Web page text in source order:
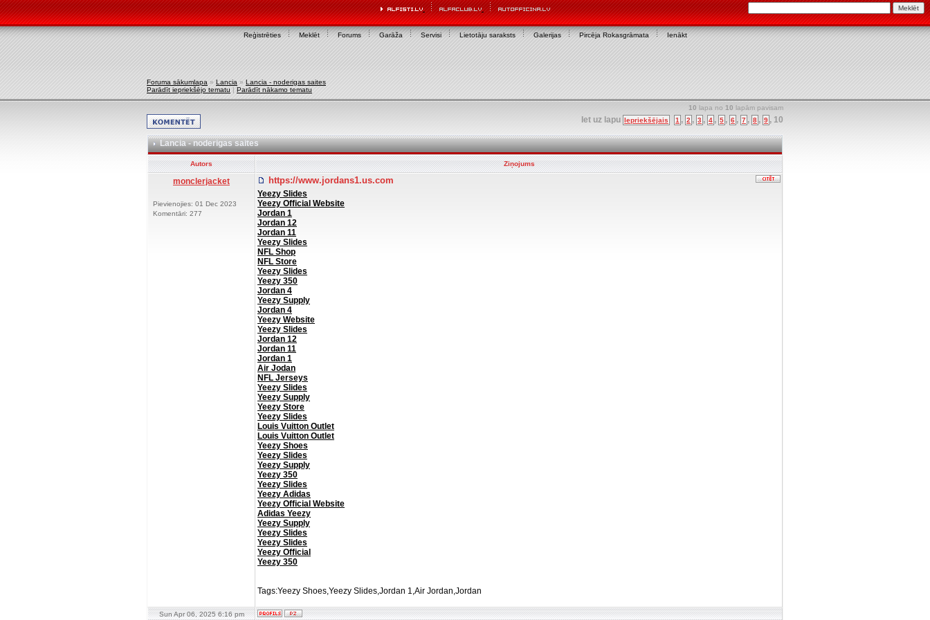
Reģistrēties Meklēt Forums Garāža Servisi Lietotāju saraksts Galerijas Pircēja Rokasgrāmata Ienākt
Foruma sākumlapa » Lancia » Lancia - noderigas saites
Parādīt iepriekšējo tematu | Parādīt nākamo tematu
10 lapa no 10 lapām pavisam
Iet uz lapu Iepriekšējais 1 , 2 , 3 , 4 , 5 , 6 , 7 , 8 , 9 , 10
Lancia - noderigas saites
Autors Ziņojums
monclerjacket
Pievienojies: 01 Dec 2023
Komentāri: 277
https://www.jordans1.us.com
Yeezy Slides
Yeezy Official Website
Jordan 1
Jordan 12
Jordan 11
Yeezy Slides
NFL Shop
NFL Store
Yeezy Slides
Yeezy 350
Jordan 4
Yeezy Supply
Jordan 4
Yeezy Website
Yeezy Slides
Jordan 12
Jordan 11
Jordan 1
Air Jodan
NFL Jerseys
Yeezy Slides
Yeezy Supply
Yeezy Store
Yeezy Slides
Louis Vuitton Outlet
Louis Vuitton Outlet
Yeezy Shoes
Yeezy Slides
Yeezy Supply
Yeezy 350
Yeezy Slides
Yeezy Adidas
Yeezy Official Website
Adidas Yeezy
Yeezy Supply
Yeezy Slides
Yeezy Slides
Yeezy Official
Yeezy 350
Tags:Yeezy Shoes,Yeezy Slides,Jordan 1,Air Jordan,Jordan
Sun Apr 06, 2025 6:16 pm